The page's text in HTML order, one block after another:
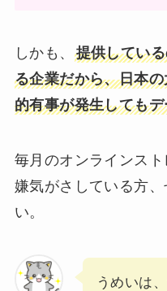
しかも、 提供してい
る企業だから、日本
的有事が発生しても
毎月のオンラインス
嫌気がさしている方
い。
うめいは